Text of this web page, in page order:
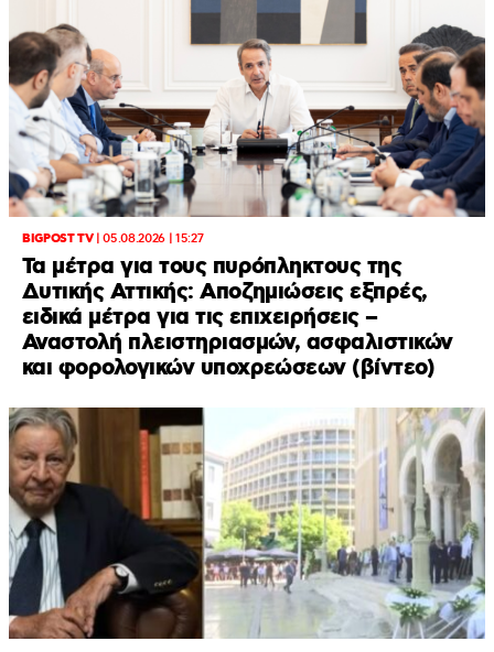
BIGPOST TV|05.08.2026 | 15:27
Τα μέτρα για τους πυρόπληκτους της
Δυτικής Αττικής: Αποζημιώσεις εξπρές,
ειδικά μέτρα για τις επιχειρήσεις –
Αναστολή πλειστηριασμών, ασφαλιστικών
και φορολογικών υποχρεώσεων (βίντεο)